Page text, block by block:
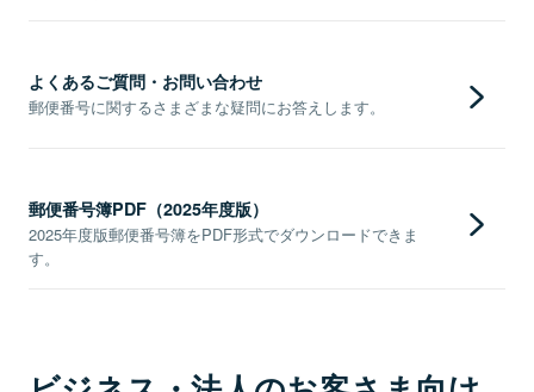
よくあるご質問・お問い合わせ
郵便番号に関するさまざまな疑問にお答えします。
郵便番号簿PDF（2025年度版）
2025年度版郵便番号簿をPDF形式でダウンロードできま
す。